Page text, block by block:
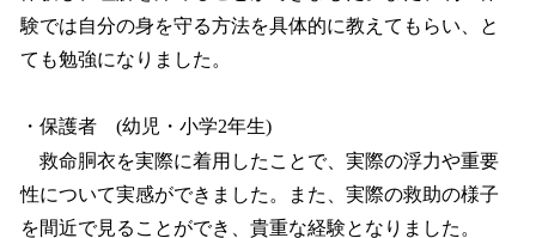
験では自分の身を守る方法を具体的に教えてもらい、と
ても勉強になりました。
・保護者 (幼児・小学2年生)
救命胴衣を実際に着用したことで、実際の浮力や重要
性について実感ができました。また、実際の救助の様子
を間近で見ることができ、貴重な経験となりました。